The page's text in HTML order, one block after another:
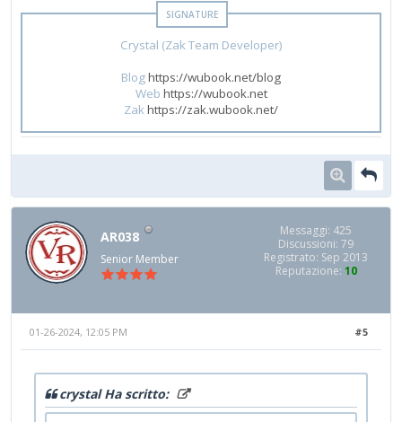
Crystal (Zak Team Developer)
Bloghttps://wubook.net/blog
Web https://wubook.net
Zak https://zak.wubook.net/
AR038
Senior Member
Messaggi: 425
Discussioni: 79
Registrato: Sep 2013
Reputazione: 10
#5
01-26-2024, 12:05 PM
crystal Ha scritto: